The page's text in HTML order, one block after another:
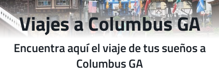
Viajes a Columbus GA
Encuentra aquí el viaje de tus sueños a
Columbus GA